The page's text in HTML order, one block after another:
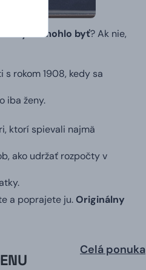
čo by to mohlo byť? Ak nie,
rokom 1908, kedy sa
iba ženy.
ktorí spievali najmä
ako udržať rozpočty v
a poprajete ju.Originálny
Celá ponuka